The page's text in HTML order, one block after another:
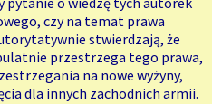
czy na temat prawa
stwierdzają, że
przestrzega tego prawa,
na nowe wyżyny,
dla innych zachodnich armii.